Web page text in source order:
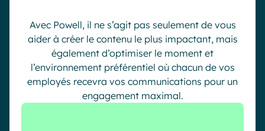
Avec Powell, il ne s’agit pas seulement de vous
aider à créer le contenu le plus impactant, mais
également d’optimiser le moment et
l’environnement préférentiel où chacun de vos
employés recevra vos communications pour un
engagement maximal.